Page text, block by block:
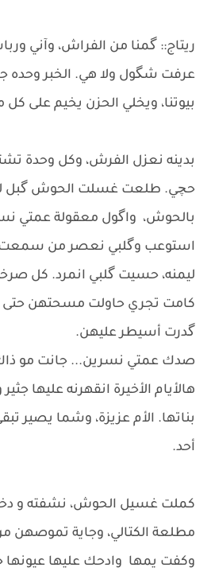
ريتاج:: گمنا من الفراش، وآني
عرفت شگول ولا هي. الخبر وحده
بيوتنا، ويخلي الحزن يخيم على كل
بدينه نعزل الفرش، وكل وحدة
حچي. طلعت غسلت الحوش گبل
بالحوش، واگول معقولة عمتي
استوعب وگلبي نعصر من سمعت
ليمنه، حسيت گلبي انمرد. كل
كامت تجري حاولت مسحتهن
گدرت أسيطر عليهن.
صدك عمتي نسرين... جانت مو ذاك
هالأيام الأخيرة انقهرنه عليها
بناتها. الأم عزيزة، وشما يصير
أحد.
كملت غسيل الحوش، نشفته و
مطلعة الكتالي، وجاية تموصهن
وكفت يمها وادحك عليها عيونها